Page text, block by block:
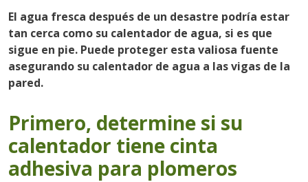
El agua fresca después de un desastre podría estar
tan cerca como su calentador de agua, si es que
sigue en pie. Puede proteger esta valiosa fuente
asegurando su calentador de agua a las vigas de la
pared.
Primero, determine si su
calentador tiene cinta
adhesiva para plomeros